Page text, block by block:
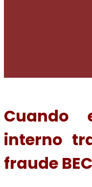
Cuando
interno
fraude BEC